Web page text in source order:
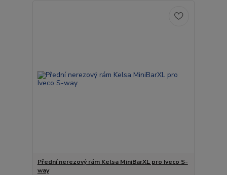
Přední nerezový rám Kelsa MiniBarXL pro Iveco S-
way